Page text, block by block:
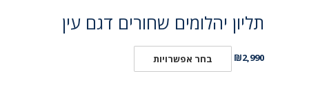
תליון יהלומים שחורים דגם עין
₪2,990 בחר אפשרויות